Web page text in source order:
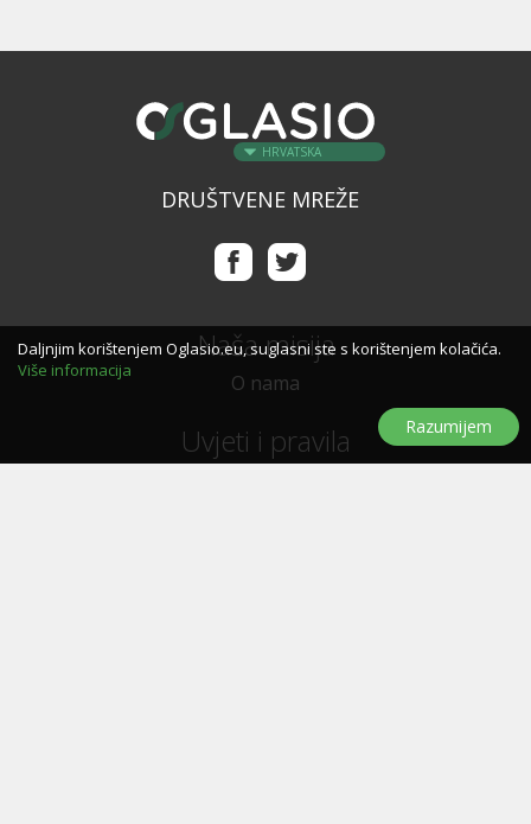
HRVATSKA
DRUŠTVENE MREŽE
Naša misija
O nama
Uvjeti i pravila
Daljnjim korištenjem Oglasio.eu, suglasni ste s korištenjem kolačića.
Više informacija
Razumijem